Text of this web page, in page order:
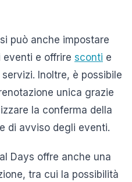
può anche impostare
eventi e offrire sconti e
Inoltre, è possibile
unica grazie
la conferma della
di avviso degli eventi.
Days offre anche una
tra cui la possibilità